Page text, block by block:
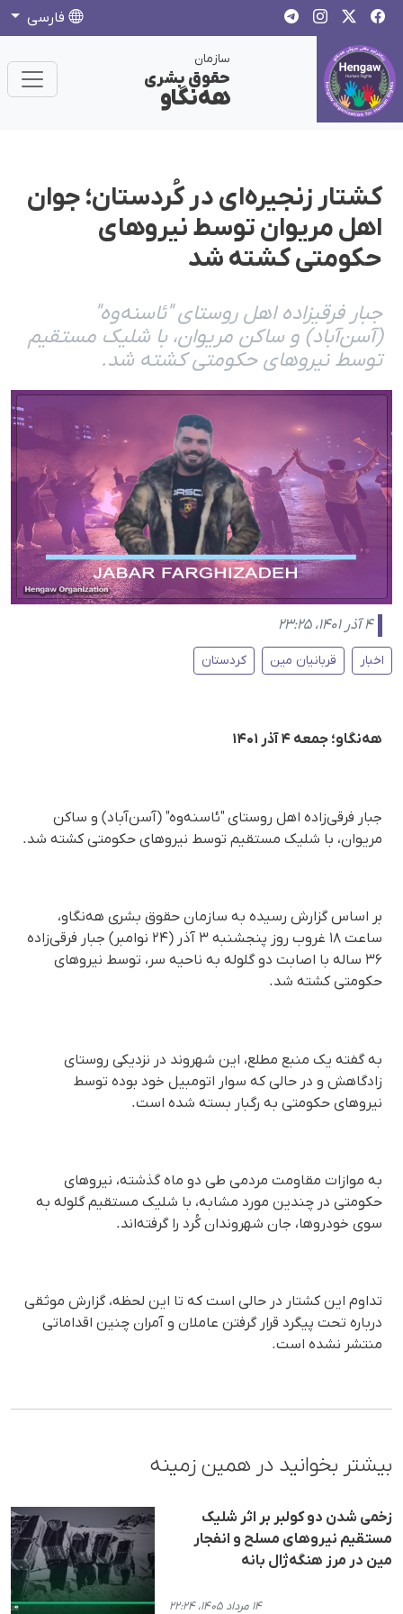
فارسی
سازمان
حقوق بشری
هەنگاو
کشتار زنجیره‌ای در کُردستان؛ جوان
اهل مریوان توسط نیروهای
حکومتی کشته شد
جبار فرقیزاده اهل روستای "ئاسنه‌وه"
(آسن‌آباد) و ساکن مریوان، با شلیک مستقیم
توسط نیروهای حکومتی کشته شد.
۴ آذر ۱۴۰۱، ۲۳:۲۵
اخبار قربانیان مین کردستان
هه‌نگاو؛ جمعه ۴ آذر ۱۴۰۱
جبار فرقی‌زاده اهل روستای "ئاسنه‌وه" (آسن‌آباد) و ساکن
مریوان، با شلیک مستقیم توسط نیروهای حکومتی کشته شد.
بر اساس گزارش رسیده به سازمان حقوق بشری هه‌نگاو،
ساعت ۱۸ غروب روز پنجشنبه ٣ آذر (٢۴ نوامبر) جبار فرقی‌زاده
۳۶ ساله با اصابت دو گلوله به ناحیه سر، توسط نیروهای
حکومتی کشته شد.
به گفته یک منبع مطلع، این شهروند در نزدیکی روستای
زادگاهش و در حالی که سوار اتومبیل خود بوده توسط
نیروهای حکومتی به رگبار بسته شده است.
به موازات مقاومت مردمی طی دو ماه گذشته، نیروهای
حکومتی در چندین مورد مشابه، با شلیک مستقیم گلوله به
سوی خودروها، جان شهروندان کُرد را گرفته‌اند.
تداوم این کشتار در حالی است که تا این لحظه، گزارش موثقی
درباره تحت پیگرد قرار گرفتن عاملان و آمران چنین اقداماتی
منتشر نشده است.
بیشتر بخوانید در همین زمینه
زخمی شدن دو کولبر بر اثر شلیک
مستقیم نیروهای مسلح و انفجار
مین در مرز هنگه‌ژال بانه
۱۴ مرداد ۱۴۰۵، ۲۲:۲۴